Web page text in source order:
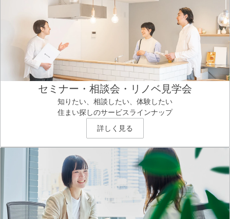
セミナー・相談会・リノベ見学会
知りたい、相談したい、体験したい
住まい探しのサービスラインナップ
詳しく見る